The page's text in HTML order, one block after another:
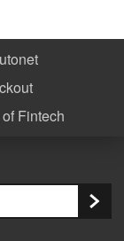
Fintech